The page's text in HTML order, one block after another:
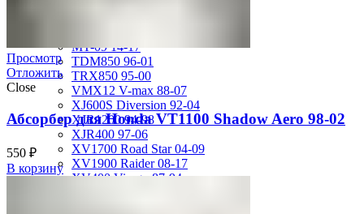
MT-09 14-17
TDM850 96-01
TRX850 95-00
VMX12 V-max 88-07
XJ600S Diversion 92-04
XJR1200 94-98
XJR400 97-06
XV1700 Road Star 04-09
XV1900 Raider 08-17
XV400 Virago 87-94
Просмотр
Отложить
Close
Абсорбер для Honda VT1100 Shadow Aero 98-02
550 ₽
В корзину